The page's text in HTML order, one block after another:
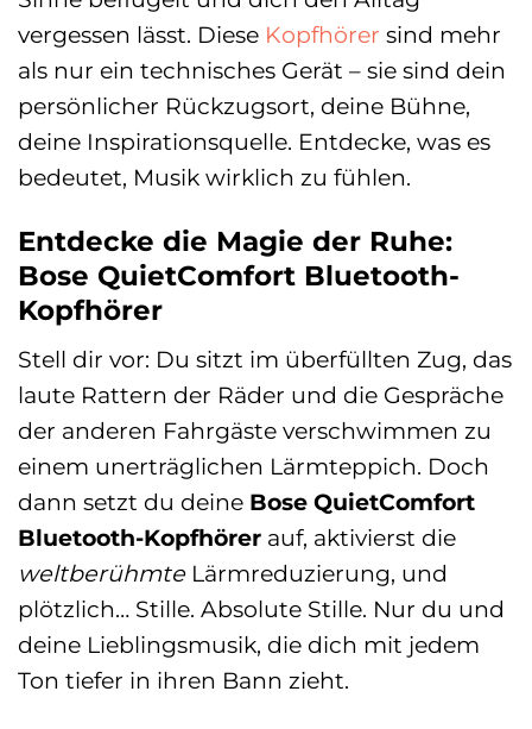
vergessen lässt. Diese Kopfhörer sind mehr
als nur ein technisches Gerät – sie sind dein
persönlicher Rückzugsort, deine Bühne,
deine Inspirationsquelle. Entdecke, was es
bedeutet, Musik wirklich zu fühlen.
Entdecke die Magie der Ruhe:
Bose QuietComfort Bluetooth-
Kopfhörer
Stell dir vor: Du sitzt im überfüllten Zug, das
laute Rattern der Räder und die Gespräche
der anderen Fahrgäste verschwimmen zu
einem unerträglichen Lärmteppich. Doch
dann setzt du deine Bose QuietComfort
Bluetooth-Kopfhörer auf, aktivierst die
weltberühmteLärmreduzierung, und
plötzlich… Stille. Absolute Stille. Nur du und
deine Lieblingsmusik, die dich mit jedem
Ton tiefer in ihren Bann zieht.